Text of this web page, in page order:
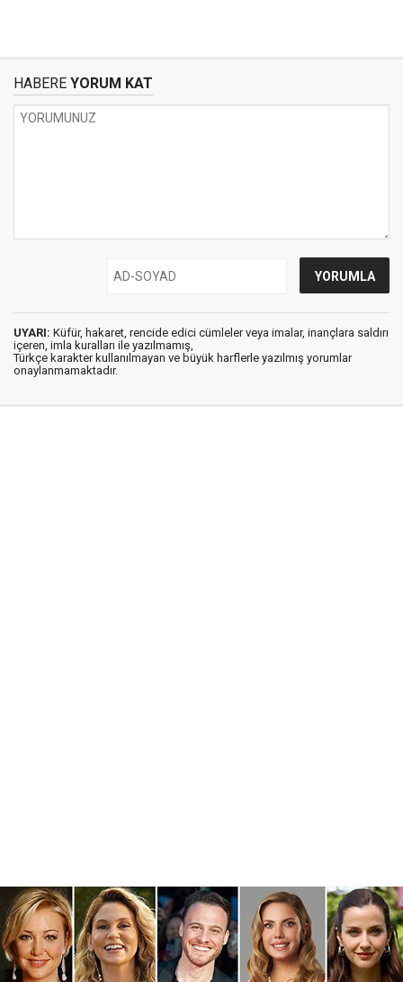
HABERE YORUM KAT
UYARI: Küfür, hakaret, rencide edici cümleler veya imalar, inançlara saldırı
içeren, imla kuralları ile yazılmamış,
Türkçe karakter kullanılmayan ve büyük harflerle yazılmış yorumlar
onaylanmamaktadır.